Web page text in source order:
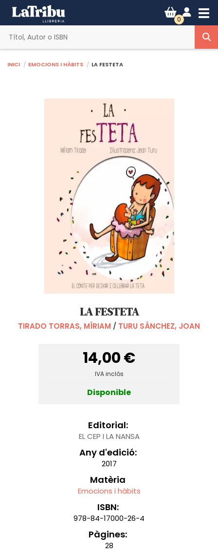
0
Inici Emocions i hàbits LA FESTETA
LA FESTETA
TIRADO TORRAS, MÍRIAM / TURU SÁNCHEZ, JOAN
14,00 €
IVA inclós
Disponible
Editorial:
EL CEP I LA NANSA
Any d'edició:
2017
Matèria
Emocions i hàbits
ISBN:
978-84-17000-26-4
Pàgines:
28